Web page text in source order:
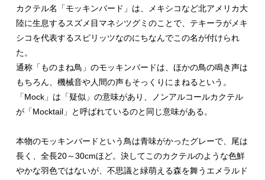
カクテル名「モッキンバード」は、メキシコなど北アメリカ大
陸に生息するスズメ目マネシツグミのことで、テキーラがメキ
シコを代表するスピリッツなのにちなんでこの名が付けられ
た。
通称「ものまね鳥」のモッキンバードは、ほかの鳥の鳴き声は
もちろん、機械音や人間の声もそっくりにまねるという。
「Mock」は「疑似」の意味があり、ノンアルコールカクテル
が「Mocktail」と呼ばれているのと同じ意味がある。
本物のモッキンバードという鳥は青味がかったグレーで、尾は
長く、全長20～30cmほど。決してこのカクテルのような色鮮
やかな羽色ではないが、不思議と緑萌える森を舞うエメラルド